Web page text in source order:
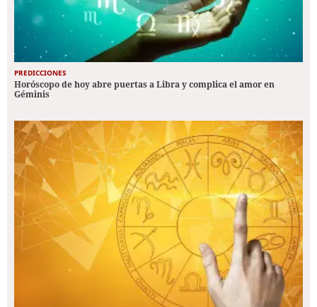
PREDICCIONES
Horóscopo de hoy abre puertas a Libra y complica el amor en
Géminis